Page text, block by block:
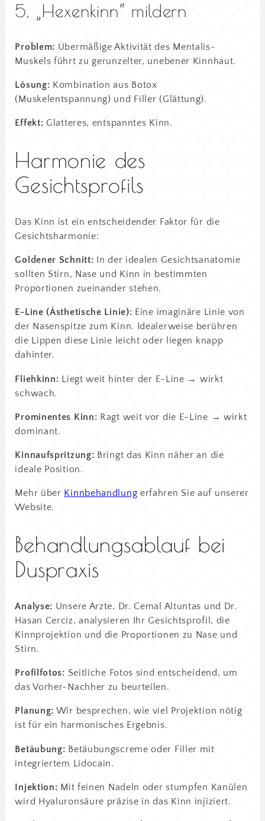
5. „Hexenkinn“ mildern
Problem: Übermäßige Aktivität des Mentalis-
Muskels führt zu gerunzelter, unebener Kinnhaut.
Lösung: Kombination aus Botox
(Muskelentspannung) und Filler (Glättung).
Effekt: Glatteres, entspanntes Kinn.
Harmonie des
Gesichtsprofils
Das Kinn ist ein entscheidender Faktor für die
Gesichtsharmonie:
Goldener Schnitt: In der idealen Gesichtsanatomie
sollten Stirn, Nase und Kinn in bestimmten
Proportionen zueinander stehen.
E-Line (Ästhetische Linie): Eine imaginäre Linie von
der Nasenspitze zum Kinn. Idealerweise berühren
die Lippen diese Linie leicht oder liegen knapp
dahinter.
Fliehkinn: Liegt weit hinter der E-Line → wirkt
schwach.
Prominentes Kinn: Ragt weit vor die E-Line → wirkt
dominant.
Kinnaufspritzung: Bringt das Kinn näher an die
ideale Position.
Mehr über Kinnbehandlung erfahren Sie auf unserer
Website.
Behandlungsablauf bei
Duspraxis
Analyse: Unsere Ärzte, Dr. Cemal Altuntas und Dr.
Hasan Cerciz, analysieren Ihr Gesichtsprofil, die
Kinnprojektion und die Proportionen zu Nase und
Stirn.
Profilfotos: Seitliche Fotos sind entscheidend, um
das Vorher-Nachher zu beurteilen.
Planung: Wir besprechen, wie viel Projektion nötig
ist für ein harmonisches Ergebnis.
Betäubung: Betäubungscreme oder Filler mit
integriertem Lidocain.
Injektion: Mit feinen Nadeln oder stumpfen Kanülen
wird Hyaluronsäure präzise in das Kinn injiziert.